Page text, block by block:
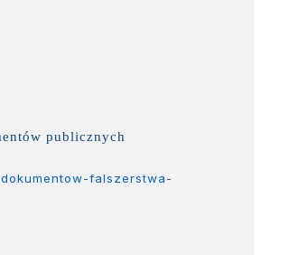
publicznych
falszerstwa-